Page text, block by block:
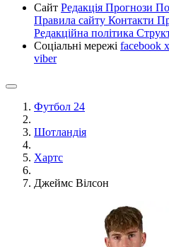
Сайт Редакція Прогнози
Правила сайту Контакти
Редакційна політика
Соціальні мережі facebook x
viber
Футбол 24
Шотландія
Хартс
Джеймс Вілсон